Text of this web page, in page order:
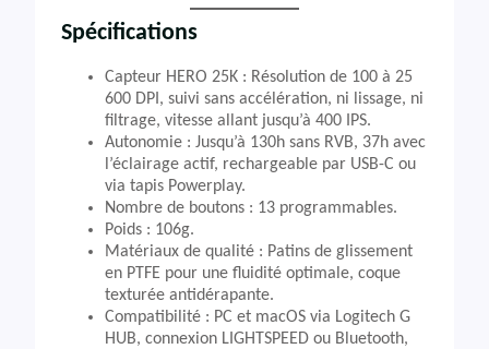
Spécifications
Capteur HERO 25K : Résolution de 100 à 25
600 DPI, suivi sans accélération, ni lissage, ni
filtrage, vitesse allant jusqu’à 400 IPS.
Autonomie : Jusqu’à 130h sans RVB, 37h avec
l’éclairage actif, rechargeable par USB-C ou
via tapis Powerplay.
Nombre de boutons : 13 programmables.
Poids : 106g.
Matériaux de qualité : Patins de glissement
en PTFE pour une fluidité optimale, coque
texturée antidérapante.
Compatibilité : PC et macOS via Logitech G
HUB, connexion LIGHTSPEED ou Bluetooth,